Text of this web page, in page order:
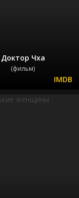
Доктор Чха
(фильм)